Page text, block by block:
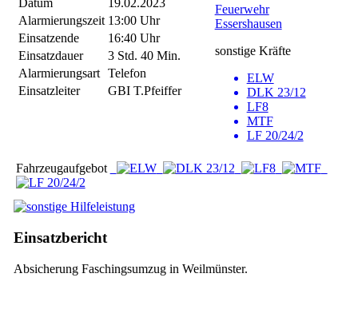
Datum
19.02.2023
Alarmierungszeit 13:00 Uhr
Einsatzende
16:40 Uhr
Einsatzdauer
3 Std. 40 Min.
Alarmierungsart
Telefon
Einsatzleiter
GBI T.Pfeiffer
Feuerwehr
Essershausen
sonstige Kräfte
ELW
DLK 23/12
LF8
MTF
LF 20/24/2
Fahrzeugaufgebot
Einsatzbericht
Absicherung Faschingsumzug in Weilmünster.